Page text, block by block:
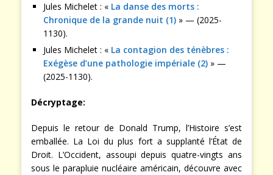
Jules Michelet : « La danse des morts :
Chronique de la grande nuit (1) » — (2025-
1130).
Jules Michelet : « La contagion des ténèbres :
Exégèse d’une pathologie impériale (2) » —
(2025-1130).
Décryptage:
Depuis le retour de Donald Trump, l’Histoire s’est
emballée. La Loi du plus fort a supplanté l’État de
Droit. L’Occident, assoupi depuis quatre-vingts ans
sous le parapluie nucléaire américain, découvre avec